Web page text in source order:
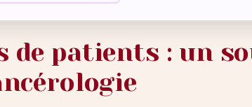
de patients : un